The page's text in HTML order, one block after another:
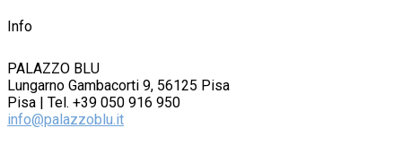
Info
PALAZZO BLU
Lungarno Gambacorti 9, 56125 Pisa
Pisa | Tel. +39 050 916 950
info@palazzoblu.it